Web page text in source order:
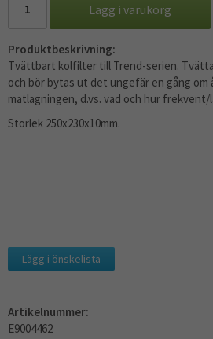
Lägg i varukorg
Produktbeskrivning:
Tvättbart kolfilter till Trend-serien.
och bör bytas ut det ungefär en gång
matlagningen, d.vs. vad och hur
Storlek 250x230x10mm.
Lägg i önskelista
Artikelnummer:
E9004462